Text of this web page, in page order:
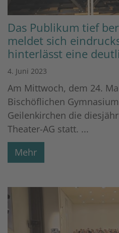
Das Publikum tief
meldet sich
hinterlässt eine
4. Juni 2023
Am Mittwoch, dem 24.
Bischöflichen
Geilenkirchen die
Theater-AG statt. ...
Mehr